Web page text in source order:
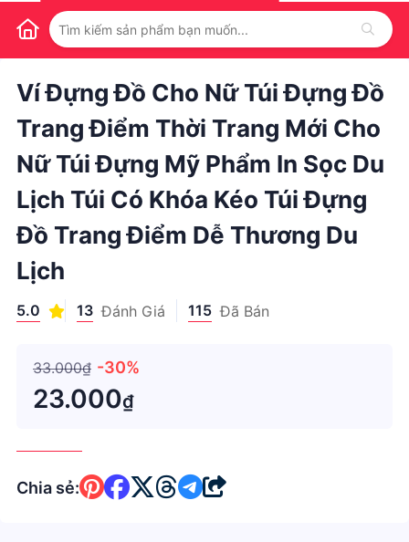
/ 1
Ví Đựng Đồ Cho Nữ Túi Đựng Đồ
Trang Điểm Thời Trang Mới Cho
Nữ Túi Đựng Mỹ Phẩm In Sọc Du
Lịch Túi Có Khóa Kéo Túi Đựng
Đồ Trang Điểm Dễ Thương Du
Lịch
5.0 13 Đánh Giá 115 Đã Bán
33.000₫ -30%
23.000₫
Chia sẻ: